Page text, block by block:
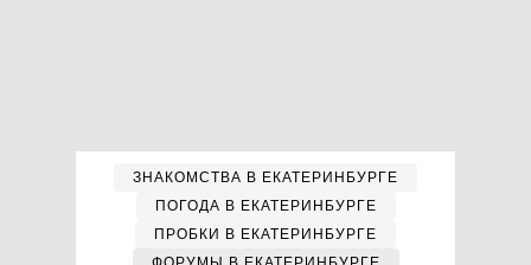
ЗНАКОМСТВА В ЕКАТЕРИНБУРГЕ
ПОГОДА В ЕКАТЕРИНБУРГЕ
ПРОБКИ В ЕКАТЕРИНБУРГЕ